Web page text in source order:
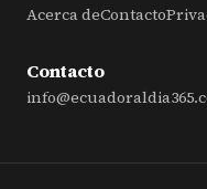
Acerca deContacto
Contacto